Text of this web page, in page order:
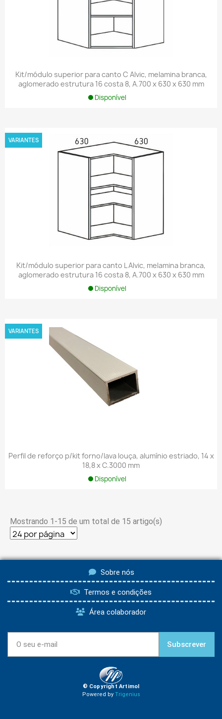
Kit/módulo superior para canto C Alvic, melamina branca,
aglomerado estrutura 16 costa 8, A.700 x 630 x 630 mm
Disponível
Kit/módulo superior para canto L Alvic, melamina branca,
aglomerado estrutura 16 costa 8, A.700 x 630 x 630 mm
Disponível
VARIANTES
Perfil de reforço p/kit forno/lava louça, alumínio estriado, 14 x
18,8 x C.3000 mm
Disponível
VARIANTES
Mostrando 1-15 de um total de 15 artigo(s)
Sobre nós
Termos e condições
Área colaborador
Subscrever
© Copyright Artimol
Powered by Trigenius